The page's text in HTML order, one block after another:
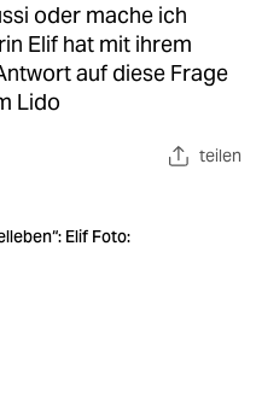
oder mache ich
Elif hat mit ihrem
auf diese Frage
Lido
teilen
Elif Foto: